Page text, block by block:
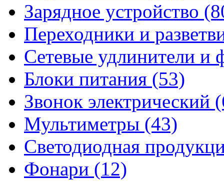
Зарядное устройство
Переходники и
Сетевые удлинители и
Блоки питания (53)
Звонок электрический
Мультиметры (43)
Светодиодная
Фонари (12)